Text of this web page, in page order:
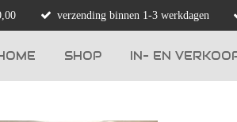
verzending binnen 1-3 werkdagen
SHOP IN- EN